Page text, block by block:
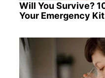
Will You Survive?
Your Emergency Kit